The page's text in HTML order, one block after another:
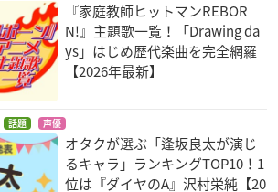
『家庭教師ヒットマンREBOR
N!』主題歌一覧！「Drawing da
ys」はじめ歴代楽曲を完全網羅
【2026年最新】
話題 声優
オタクが選ぶ「逢坂良太が演じ
るキャラ」ランキングTOP10！1
位は『ダイヤのA』沢村栄純【20